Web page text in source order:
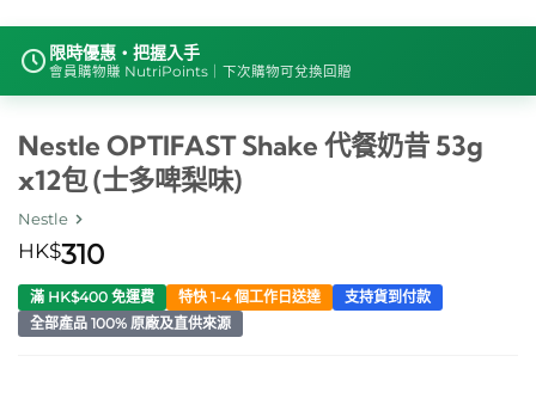
限時優惠・把握入手
會員購物賺 NutriPoints｜下次購物可兌換回贈
Nestle OPTIFAST Shake 代餐奶昔 53g
x12包 (士多啤梨味)
Nestle
HK$310
滿 HK$400 免運費 特快 1-4 個工作日送達
支持貨到付款
全部產品 100% 原廠及直供來源